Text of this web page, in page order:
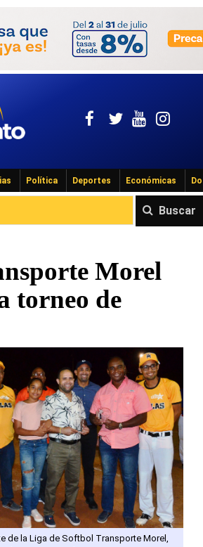
Política Deportes Económicas
Buscar
Morel
torneo de
de la Liga de Softbol Transporte Morel,